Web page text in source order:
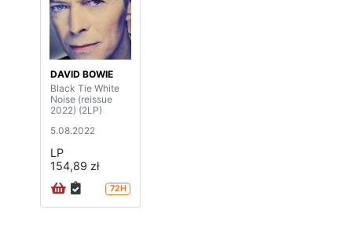
DAVID BOWIE
Black Tie White
Noise (reissue
2022) (2LP)
5.08.2022
LP
154,89 zł
72H